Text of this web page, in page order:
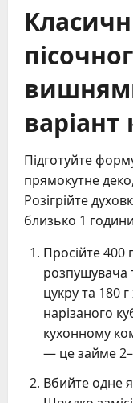
Підготуйте
прямокутне
Розігрійте
близько 1
Просійте
розпушувача
цукру та 180
нарізаного
кухонному
— це займе
Вбийте одне